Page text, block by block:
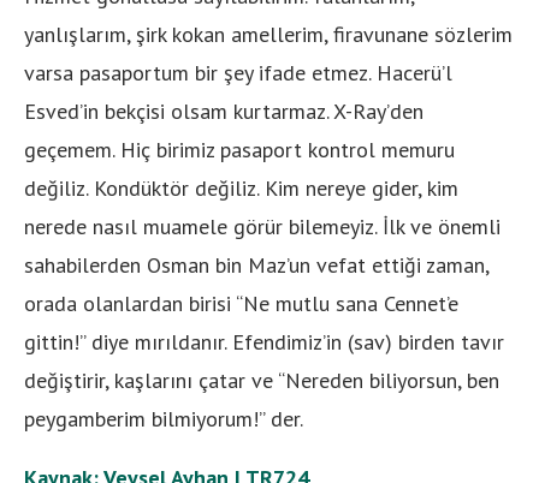
yanlışlarım, şirk kokan amellerim, firavunane sözlerim
varsa pasaportum bir şey ifade etmez. Hacerü’l
Esved’in bekçisi olsam kurtarmaz. X-Ray’den
geçemem. Hiç birimiz pasaport kontrol memuru
değiliz. Kondüktör değiliz. Kim nereye gider, kim
nerede nasıl muamele görür bilemeyiz. İlk ve önemli
sahabilerden Osman bin Maz’un vefat ettiği zaman,
orada olanlardan birisi “Ne mutlu sana Cennet’e
gittin!” diye mırıldanır. Efendimiz’in (sav) birden tavır
değiştirir, kaşlarını çatar ve “Nereden biliyorsun, ben
peygamberim bilmiyorum!” der.
Kaynak: Veysel Ayhan | TR724